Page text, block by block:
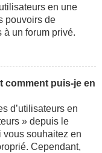
en une
pouvoirs de
à un forum privé.
comment puis-je en
d’utilisateurs en
» depuis le
vous souhaitez en
Cependant,